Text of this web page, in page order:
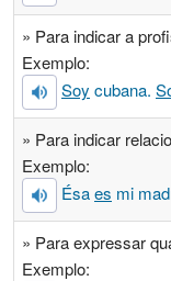
» Para indicar a
Exemplo:
Soy cubana.
» Para indicar
Exemplo:
Ésaes mi
» Para expressar
Exemplo: